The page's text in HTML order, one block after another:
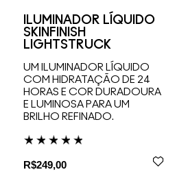
ILUMINADOR LÍQUIDO
SKINFINISH
LIGHTSTRUCK
UM ILUMINADOR LÍQUIDO
COM HIDRATAÇÃO DE 24
HORAS E COR DURADOURA
E LUMINOSA PARA UM
BRILHO REFINADO.
R$249,00